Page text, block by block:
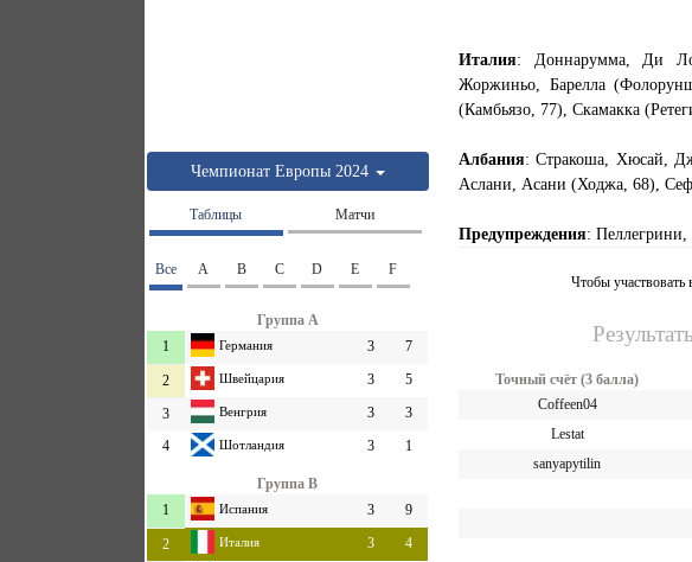
Чемпионат Европы 2024
Таблицы Матчи
Все A B C D E F
Группа A
1
Германия 3 7
2 Швейцария 3 5
3 Венгрия 3
3
4
Шотландия 3 1
Группа B
1
Испания 3 9
2 Италия 3 4
Италия: Доннарумма, Ди
Жоржиньо, Барелла
(Камбьязо, 77), Скамакка
Албания: Стракоша, Хюсай,
Аслани, Асани (Ходжа, 68),
Предупреждения: Пеллегрини,
Чтобы участвовать
Точный счёт (3 балла)
Coffeen04
Lestat
sanyapytilin